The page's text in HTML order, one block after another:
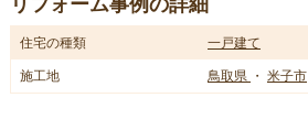
住宅の種類 一戸建て
施工地 鳥取県 ・ 米子市